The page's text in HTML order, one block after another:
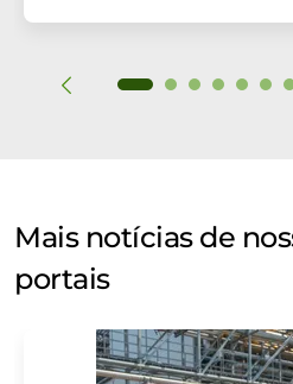
Mais notícias de
portais